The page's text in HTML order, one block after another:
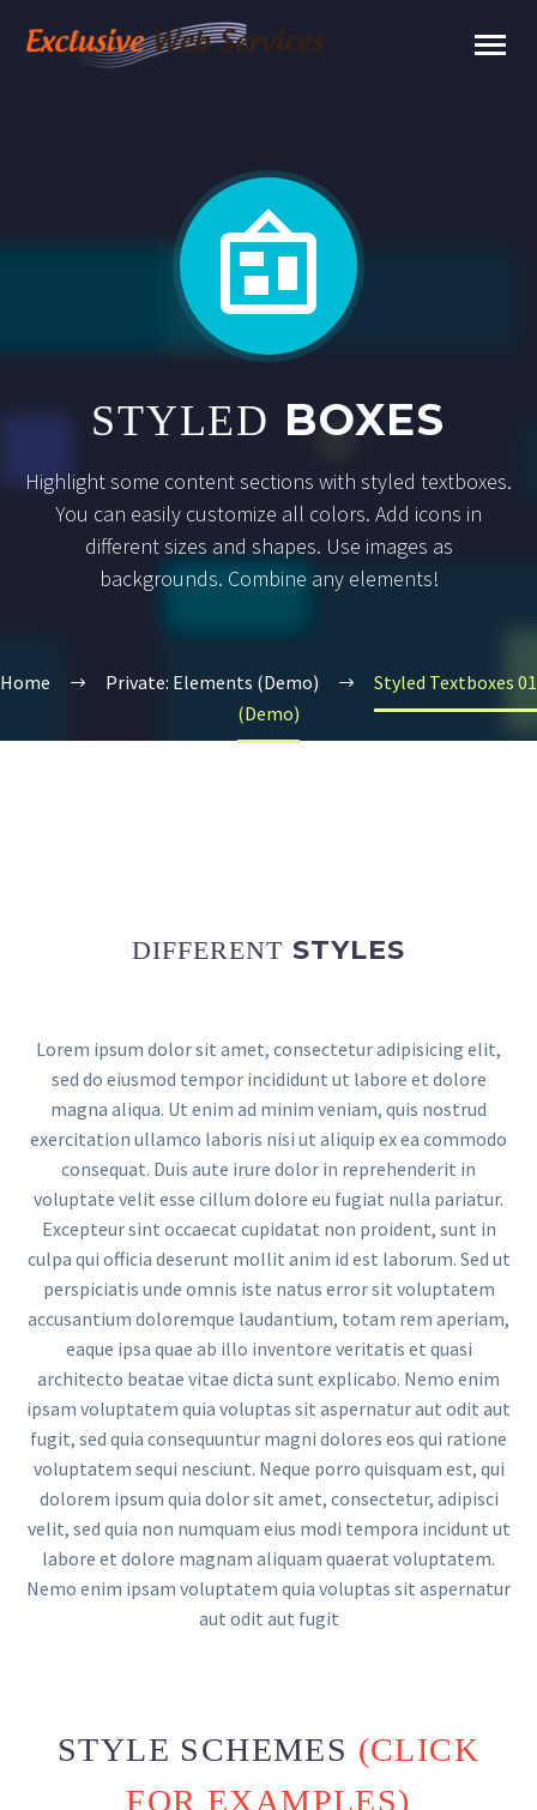


STYLED BOXES
Highlight some content sections with styled textboxes.
You can easily customize all colors. Add icons in
different sizes and shapes. Use images as
backgrounds. Combine any elements!
Home Private: Elements (Demo)
Styled Textboxes 01
(Demo)
DIFFERENT STYLES
Lorem ipsum dolor sit amet, consectetur adipisicing elit,
sed do eiusmod tempor incididunt ut labore et dolore
magna aliqua. Ut enim ad minim veniam, quis nostrud
exercitation ullamco laboris nisi ut aliquip ex ea commodo
consequat. Duis aute irure dolor in reprehenderit in
voluptate velit esse cillum dolore eu fugiat nulla pariatur.
Excepteur sint occaecat cupidatat non proident, sunt in
culpa qui officia deserunt mollit anim id est laborum. Sed ut
perspiciatis unde omnis iste natus error sit voluptatem
accusantium doloremque laudantium, totam rem aperiam,
eaque ipsa quae ab illo inventore veritatis et quasi
architecto beatae vitae dicta sunt explicabo. Nemo enim
ipsam voluptatem quia voluptas sit aspernatur aut odit aut
fugit, sed quia consequuntur magni dolores eos qui ratione
voluptatem sequi nesciunt. Neque porro quisquam est, qui
dolorem ipsum quia dolor sit amet, consectetur, adipisci
velit, sed quia non numquam eius modi tempora incidunt ut
labore et dolore magnam aliquam quaerat voluptatem.
Nemo enim ipsam voluptatem quia voluptas sit aspernatur
aut odit aut fugit
STYLE SCHEMES (CLICK
FOR EXAMPLES)